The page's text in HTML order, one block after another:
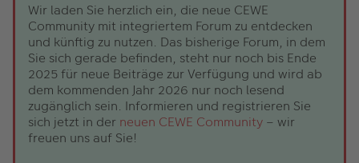
Wir laden Sie herzlich ein, die neue CEWE
Community mit integriertem Forum zu entdecken
und künftig zu nutzen. Das bisherige Forum, in dem
Sie sich gerade befinden, steht nur noch bis Ende
2025 für neue Beiträge zur Verfügung und wird ab
dem kommenden Jahr 2026 nur noch lesend
zugänglich sein. Informieren und registrieren Sie
sich jetzt in der neuen CEWE Community – wir
freuen uns auf Sie!